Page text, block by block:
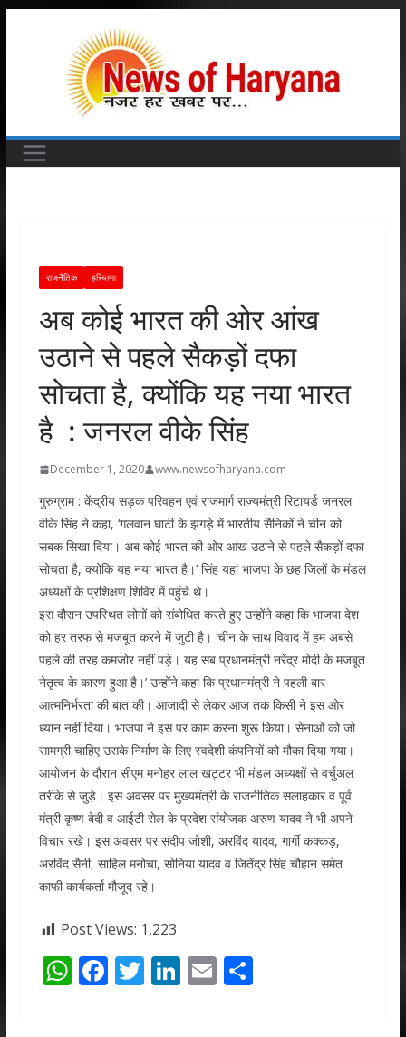
राजनैतिक हरियाणा
अब कोई भारत की ओर आंख
उठाने से पहले सैकड़ों दफा
सोचता है, क्योंकि यह नया भारत
है : जनरल वीके सिंह
December 1, 2020 www.newsofharyana.com
गुरुग्राम : केंद्रीय सड़क परिवहन एवं राजमार्ग राज्यमंत्री रिटायर्ड जनरल
वीके सिंह ने कहा, ‘गलवान घाटी के झगड़े में भारतीय सैनिकों ने चीन को
सबक सिखा दिया। अब कोई भारत की ओर आंख उठाने से पहले सैकड़ों दफा
सोचता है, क्योंकि यह नया भारत है।’ सिंह यहां भाजपा के छह जिलों के मंडल
अध्यक्षों के प्रशिक्षण शिविर में पहुंचे थे।
इस दौरान उपस्थित लोगों को संबोधित करते हुए उन्होंने कहा कि भाजपा देश
को हर तरफ से मजबूत करने में जुटी है। ‘चीन के साथ विवाद में हम अबसे
पहले की तरह कमजोर नहीं पड़े। यह सब प्रधानमंत्री नरेंद्र मोदी के मजबूत
नेतृत्व के कारण हुआ है।’ उन्होंने कहा कि प्रधानमंत्री ने पहली बार
आत्मनिर्भरता की बात की। आजादी से लेकर आज तक किसी ने इस ओर
ध्यान नहीं दिया। भाजपा ने इस पर काम करना शुरू किया। सेनाओं को जो
सामग्री चाहिए उसके निर्माण के लिए स्वदेशी कंपनियों को मौका दिया गया।
आयोजन के दौरान सीएम मनोहर लाल खट्टर भी मंडल अध्यक्षों से वर्चुअल
तरीके से जुड़े। इस अवसर पर मुख्यमंत्री के राजनीतिक सलाहकार व पूर्व
मंत्री कृष्ण बेदी व आईटी सेल के प्रदेश संयोजक अरुण यादव ने भी अपने
विचार रखे। इस अवसर पर संदीप जोशी, अरविंद यादव, गार्गी कक्कड़,
अरविंद सैनी, साहिल मनोचा, सोनिया यादव व जितेंद्र सिंह चौहान समेत
काफी कार्यकर्ता मौजूद रहे।
Post Views: 1,223
W F T Li E S